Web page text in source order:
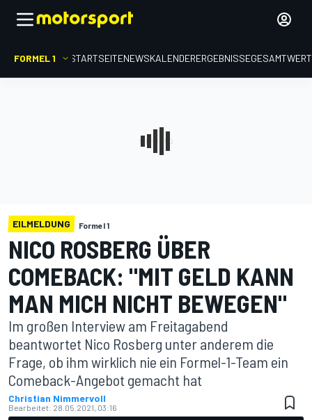
FORMEL 1 STARTSEITENEWSKALENDERERGEBNISSE
EILMELDUNG Formel 1
NICO ROSBERG ÜBER
COMEBACK: "MIT GELD KANN
MAN MICH NICHT BEWEGEN"
Im großen Interview am Freitagabend
beantwortet Nico Rosberg unter anderem die
Frage, ob ihm wirklich nie ein Formel-1-Team ein
Comeback-Angebot gemacht hat
Christian Nimmervoll
Bearbeitet: 28.05.2021, 03:16